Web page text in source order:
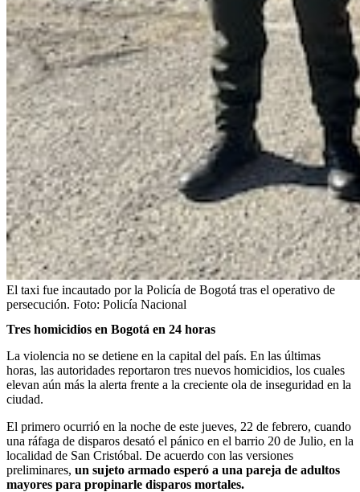
El taxi fue incautado por la Policía de Bogotá tras el operativo de
persecución. Foto: Policía Nacional
Tres homicidios en Bogotá en 24 horas
La violencia no se detiene en la capital del país. En las últimas
horas, las autoridades reportaron tres nuevos homicidios, los cuales
elevan aún más la alerta frente a la creciente ola de inseguridad en la
ciudad.
El primero ocurrió en la noche de este jueves, 22 de febrero, cuando
una ráfaga de disparos desató el pánico en el barrio 20 de Julio, en la
localidad de San Cristóbal. De acuerdo con las versiones
preliminares, un sujeto armado esperó a una pareja de adultos
mayores para propinarle disparos mortales.